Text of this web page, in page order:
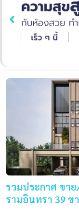
รวมประกาศ ขา
รามอินทรา 39 ข